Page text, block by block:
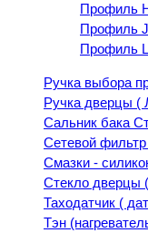
Профиль
Профиль J
Профиль L
Ручка выбора
Ручка дверцы
Сальник бака
Сетевой
Смазки -
Стекло дверцы
Таходатчик (
Тэн